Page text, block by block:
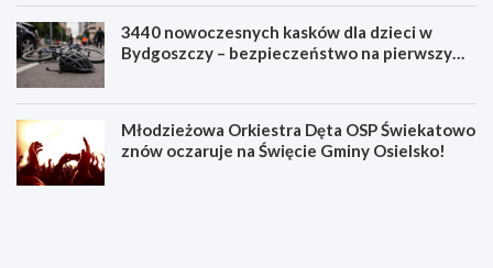
3440 nowoczesnych kasków dla dzieci w
Bydgoszczy – bezpieczeństwo na pierwszym
Młodzieżowa Orkiestra Dęta OSP Świekatowo
znów oczaruje na Święcie Gminy Osielsko!
B
B